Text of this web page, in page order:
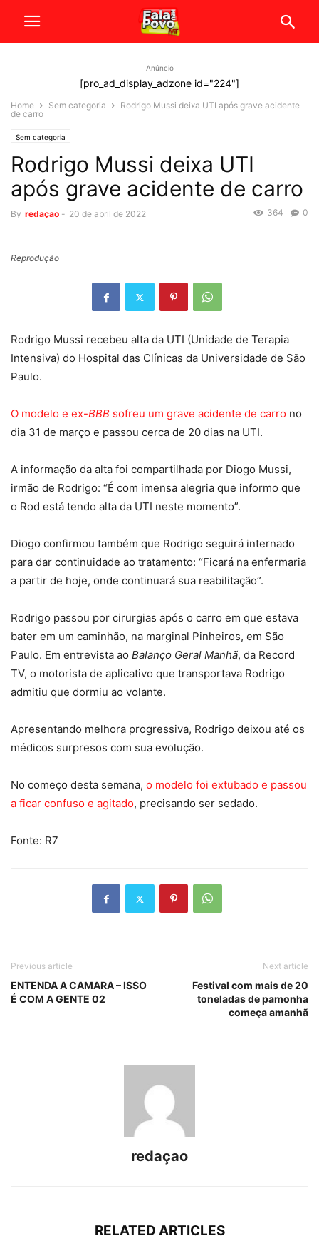
Anúncio
[pro_ad_display_adzone id="224"]
Home Sem categoria
Rodrigo Mussi deixa UTI após grave acidente
de carro
Sem categoria
Rodrigo Mussi deixa UTI
após grave acidente de carro
By redaçao - 20 de abril de 2022 0
364
Reprodução
Rodrigo Mussi recebeu alta da UTI (Unidade de Terapia
Intensiva) do Hospital das Clínicas da Universidade de São
Paulo.
O modelo e ex-BBB sofreu um grave acidente de carro no
dia 31 de março e passou cerca de 20 dias na UTI.
A informação da alta foi compartilhada por Diogo Mussi,
irmão de Rodrigo: “É com imensa alegria que informo que
o Rod está tendo alta da UTI neste momento”.
Diogo confirmou também que Rodrigo seguirá internado
para dar continuidade ao tratamento: “Ficará na enfermaria
a partir de hoje, onde continuará sua reabilitação”.
Rodrigo passou por cirurgias após o carro em que estava
bater em um caminhão, na marginal Pinheiros, em São
Paulo. Em entrevista ao Balanço Geral Manhã, da Record
TV, o motorista de aplicativo que transportava Rodrigo
admitiu que dormiu ao volante.
Apresentando melhora progressiva, Rodrigo deixou até os
médicos surpresos com sua evolução.
No começo desta semana, o modelo foi extubado e passou
a ficar confuso e agitado, precisando ser sedado.
Fonte: R7
Previous article
ENTENDA A CAMARA – ISSO
É COM A GENTE 02
Next article
Festival com mais de 20
toneladas de pamonha
começa amanhã
redaçao
RELATED ARTICLES